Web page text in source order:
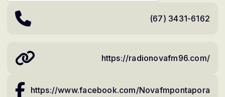
(67) 3431-6162
https://radionovafm96.com/
https://www.facebook.com/Novafmpontapora